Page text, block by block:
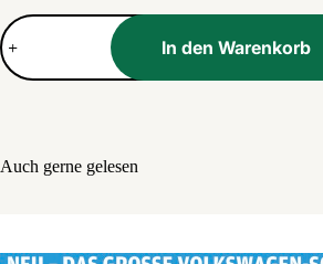
Outdoor
Menge
In den Warenkorb
Auch gerne gelesen